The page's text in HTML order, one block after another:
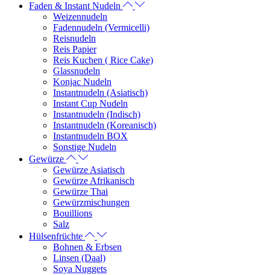
Faden & Instant Nudeln
Weizennudeln
Fadennudeln (Vermicelli)
Reisnudeln
Reis Papier
Reis Kuchen ( Rice Cake)
Glassnudeln
Konjac Nudeln
Instantnudeln (Asiatisch)
Instant Cup Nudeln
Instantnudeln (Indisch)
Instantnudeln (Koreanisch)
Instantnudeln BOX
Sonstige Nudeln
Gewürze
Gewürze Asiatisch
Gewürze Afrikanisch
Gewürze Thai
Gewürzmischungen
Bouillions
Salz
Hülsenfrüchte
Bohnen & Erbsen
Linsen (Daal)
Soya Nuggets